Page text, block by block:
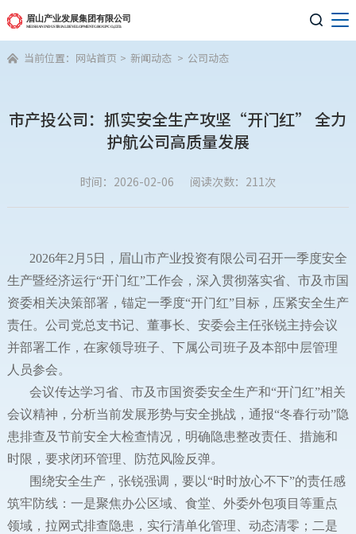

 当前位置： 网站首页 > 新闻动态 > 公司动态
市产投公司：抓实安全生产攻坚“开门红” 全力
护航公司高质量发展
时间：2026-02-06 阅读次数：211次
2026年2月5日，眉山市产业投资有限公司召开一季度安全
生产暨经济运行“开门红”工作会，深入贯彻落实省、市及市国
资委相关决策部署，锚定一季度“开门红”目标，压紧安全生产
责任。公司党总支书记、董事长、安委会主任张锐主持会议
并部署工作，在家领导班子、下属公司班子及本部中层管理
人员参会。
会议传达学习省、市及市国资委安全生产和“开门红”相关
会议精神，分析当前发展形势与安全挑战，通报“冬春行动”隐
患排查及节前安全大检查情况，明确隐患整改责任、措施和
时限，要求闭环管理、防范风险反弹。
围绕安全生产，张锐强调，要以“时时放心不下”的责任感
筑牢防线：一是聚焦办公区域、食堂、外委外包项目等重点
领域，拉网式排查隐患，实行清单化管理、动态清零；二是